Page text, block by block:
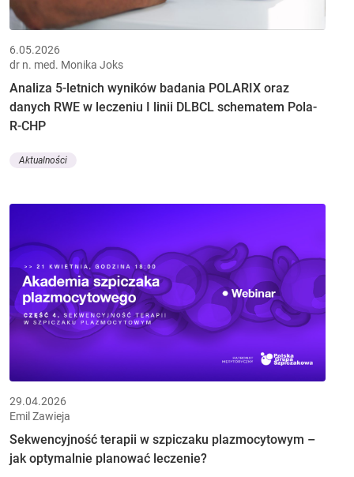
6.05.2026
dr n. med. Monika Joks
Analiza 5-letnich wyników badania POLARIX oraz
danych RWE w leczeniu I linii DLBCL schematem Pola-
R-CHP
Aktualności
29.04.2026
Emil Zawieja
Sekwencyjność terapii w szpiczaku plazmocytowym –
jak optymalnie planować leczenie?